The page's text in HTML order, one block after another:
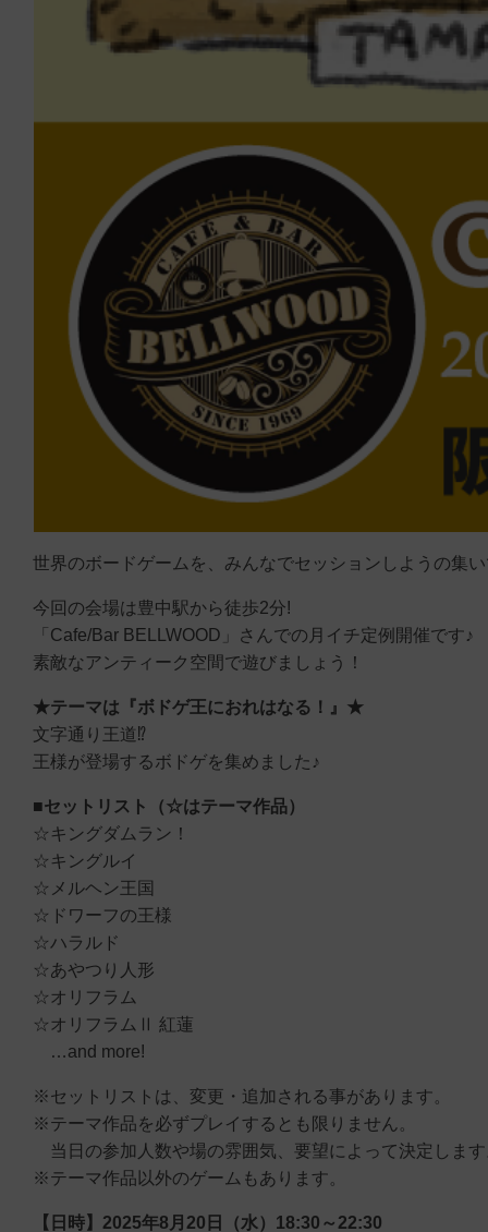
世界のボードゲームを、みんなでセッションしようの集
今回の会場は豊中駅から徒歩2分!
「Cafe/Bar BELLWOOD」さんでの月イチ定例開催です♪
素敵なアンティーク空間で遊びましょう！
★テーマは『ボドゲ王におれはなる！』★
文字通り王道⁉
王様が登場するボドゲを集めました♪
■セットリスト（☆はテーマ作品）
☆キングダムラン！
☆キングルイ
☆メルヘン王国
☆ドワーフの王様
☆ハラルド
☆あやつり人形
☆オリフラム
☆オリフラムⅡ 紅蓮
…and more!
※セットリストは、変更・追加される事があります。
※テーマ作品を必ずプレイするとも限りません。
当日の参加人数や場の雰囲気、要望によって決定しま
※テーマ作品以外のゲームもあります。
【日時】2025年8月20日（水）18:30～22:30